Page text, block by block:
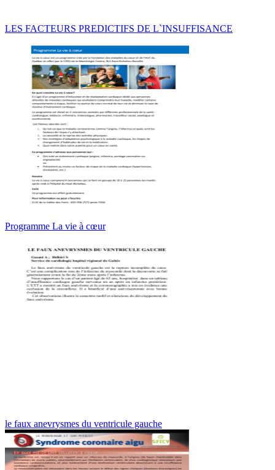
LES FACTEURS PREDICTIFS DE L`INSUFFISANCE
Programme La vie à cœur
le faux anevrysmes du ventricule gauche